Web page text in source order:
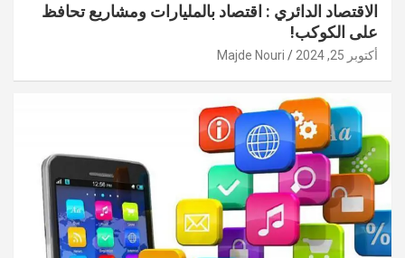
الاقتصاد الدائري : اقتصاد بالمليارات ومشاريع تحافظ
على الكوكب!
أكتوبر 25, 2024 Majde Nouri